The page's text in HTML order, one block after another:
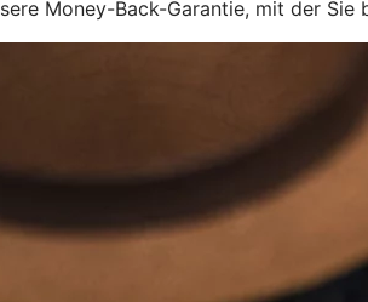
Money-Back-Garantie, mit der